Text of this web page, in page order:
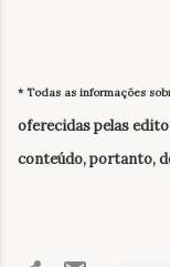
* Todas as informações
oferecidas pelas
conteúdo, portanto,